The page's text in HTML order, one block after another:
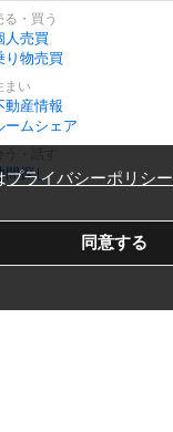
る・買う
人売買
り物売買
まい
動産情報
ームシェア
間探し
プライバシーポリシー